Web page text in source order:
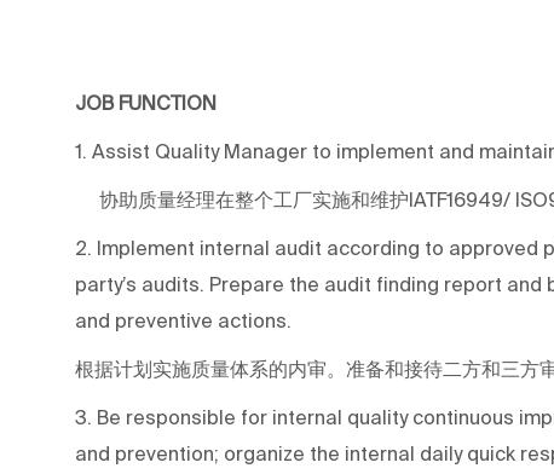
JOB FUNCTION
1. Assist Quality Manager to implement and
协助质量经理在整个工厂实施和维护IATF16949/
2. Implement internal audit according to approved
party’s audits. Prepare the audit finding report
and preventive actions.
根据计划实施质量体系的内审。准备和接待二方和三方
3. Be responsible for internal quality continuous
and prevention; organize the internal daily quick